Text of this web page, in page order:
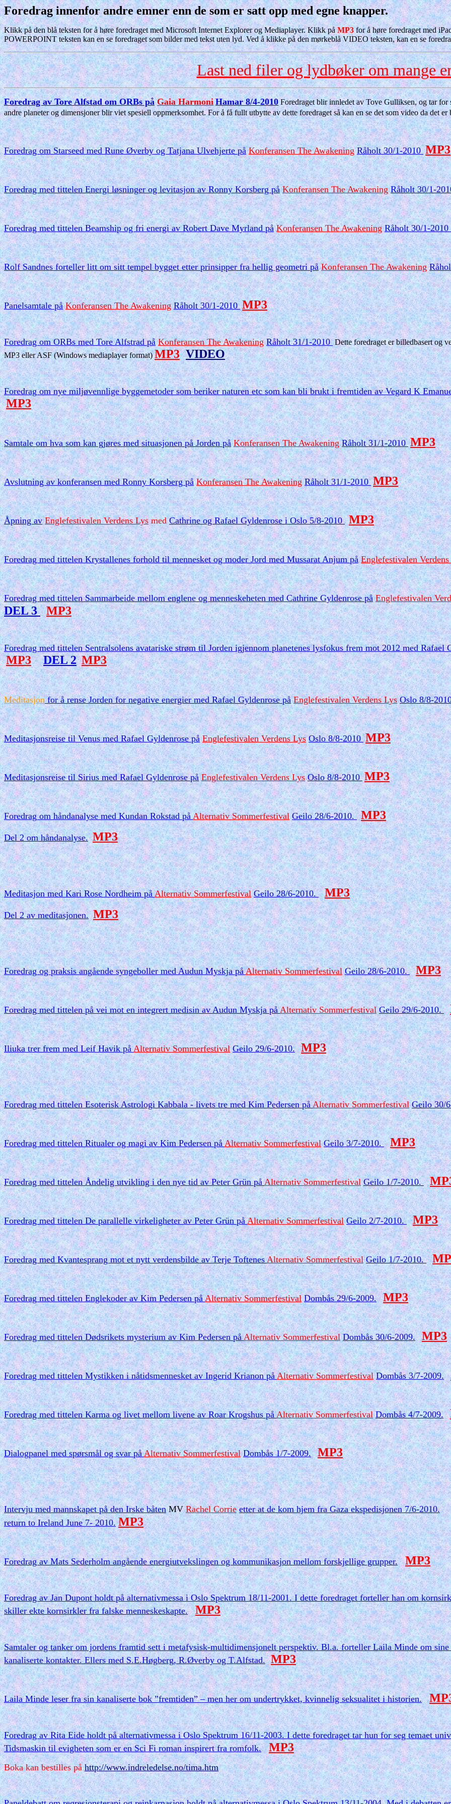
Foredrag innenfor andre emner enn de som er satt opp med egne knapper.
Klikk på den blå teksten for å høre foredraget med Microsoft Internet Explorer og Mediaplayer. Klikk påMP3for å høre foredraget med
POWERPOINT teksten kan en se foredraget som bilder med tekst uten lyd. Ved å klikke på den mørkeblå VIDEO teksten, kan en se
Last ned filer og lydbøker om mange
Foredrag av Tore Alfstad om ORBs på Gaia Harmoni Hamar 8/4-2010Foredraget blir innledet av Tove Gulliksen, og tar
andre planeter og dimensjoner blir viet spesiell oppmerksomhet. For å få fullt utbytte av dette foredraget så kan en se det som video da det
Foredrag om Starseed med Rune Øverby og Tatjana Ulvehjerte på Konferansen The Awakening Råholt 30/1-2010 MP3
Foredrag med tittelen Energi løsninger og levitasjon av Ronny Korsberg på Konferansen The Awakening Råholt 30/1-
Foredrag med tittelen Beamship og fri energi av Robert Dave Myrland på Konferansen The Awakening Råholt 30/1-2010
Rolf Sandnes forteller litt om sitt tempel bygget etter prinsipper fra hellig geometripå Konferansen The Awakening
Panelsamtalepå Konferansen The Awakening Råholt 30/1-2010 MP3
Foredrag om ORBs med Tore Alfstrad på Konferansen The Awakening Råholt 31/1-2010Dette foredraget er billedbasert og
MP3 eller ASF (Windows mediaplayer format)MP3 VIDEO
Foredrag om nye miljøvennlige byggemetoder som beriker naturen etc som kan bli brukt i fremtiden av Vegard K
MP3
Samtale om hva som kan gjøres med situasjonen på Jordenpå Konferansen The Awakening Råholt 31/1-2010 MP3
Avslutning av konferansenmed Ronny Korsberg på Konferansen The Awakening Råholt 31/1-2010 MP3
Åpning av Englefestivalen Verdens LysmedCathrine og Rafael Gyldenrose i Oslo 5/8-2010 MP3
Foredrag med tittelen Krystallenes forhold til mennesket og moder Jord med Mussarat Anjum på Englefestivalen
Foredrag med tittelen Sammarbeide mellom englene og menneskeheten med Cathrine Gyldenrose på Englefestivalen
DEL 3 MP3
Foredrag med tittelen Sentralsolens avatariske strøm til Jorden igjennom planetenes lysfokus frem mot 2012 med Rafael
MP3 DEL 2 MP3
Meditasjonfor å rense Jorden for negative energiermed Rafael Gyldenrose på Englefestivalen Verdens Lys Oslo 8/8-
Meditasjonsreise til Venusmed Rafael Gyldenrose på Englefestivalen Verdens Lys Oslo 8/8-2010 MP3
Meditasjonsreise til Siriusmed Rafael Gyldenrose på Englefestivalen Verdens Lys Oslo 8/8-2010 MP3
Foredrag om håndanalyse med Kundan Rokstad påAlternativ Sommerfestival Geilo 28/6-2010. MP3
Del 2 om håndanalyse. MP3
Meditasjon med Kari Rose Nordheim påAlternativ Sommerfestival Geilo 28/6-2010. MP3
Del 2 av meditasjonen. MP3
Foredrag og praksis angående syngeboller med Audun Myskja påAlternativ Sommerfestival Geilo 28/6-2010. MP3
Foredrag med tittelen på vei mot en integrert medisin av Audun Myskja påAlternativ Sommerfestival Geilo 29/6-2010.
Iliuka trer frem med Leif HavikpåAlternativ Sommerfestival Geilo 29/6-2010. MP3
Foredrag med tittelen Esoterisk Astrologi Kabbala - livets tre med Kim Pedersen påAlternativ Sommerfestival Geilo 30/
Foredrag med tittelen Ritualer og magi av Kim Pedersen påAlternativ Sommerfestival Geilo 3/7-2010. MP3
Foredrag med tittelen Åndelig utvikling i den nye tid av Peter Grün påAlternativ Sommerfestival Geilo 1/7-2010.
Foredrag med tittelen De parallelle virkeligheter av Peter Grün påAlternativ Sommerfestival Geilo 2/7-2010. MP3
Foredrag med Kvantesprang mot et nytt verdensbilde av Terje ToftenesAlternativ Sommerfestival Geilo 1/7-2010.
Foredrag med tittelen Englekoder av Kim Pedersen påAlternativ Sommerfestival Dombås 29/6-2009. MP3
Foredrag med tittelen Dødsrikets mysterium av Kim Pedersen påAlternativ Sommerfestival Dombås 30/6-2009. MP3
Foredrag med tittelen Mystikken i nåtidsmennesket av Ingerid Krianon påAlternativ Sommerfestival Dombås 3/7-2009.
Foredrag med tittelen Karma og livet mellom livene av Roar Krogshus på Alternativ Sommerfestival Dombås 4/7-2009.
Dialogpanel med spørsmål og svar påAlternativ Sommerfestival Dombås 1/7-2009. MP3
Intervju med mannskapet på den Irske båtenMVRachel Corrie etter at de kom hjem fra Gaza ekspedisjonen 7/6-2010.
return to Ireland June 7- 2010. MP3
Foredrag av Mats Sederholm angående energiutvekslingen og kommunikasjon mellom forskjellige grupper. MP3
Foredrag av Jan Dupont holdt på alternativmessa i Oslo Spektrum 18/11-2001. I dette foredraget forteller han om
skiller ekte kornsirkler fra falske menneskeskapte.
MP3
Samtaler og tanker om jordens framtid sett i metafysisk-multidimensjonelt perspektiv. Bl.a. forteller Laila Minde om
kanaliserte kontakter. Ellers med S.E.Høgberg, R.Øverby og T.Alfstad. MP3
Laila Minde leser fra sin kanaliserte bok ”fremtiden” – men her om undertrykket, kvinnelig seksualitet i historien.
Foredrag av Rita Eide holdt på alternativmessa i Oslo Spektrum 16/11-2003. I dette foredraget tar hun for seg temaet
Tidsmaskin til evigheten som er en Sci Fi roman inspirert fra romfolk.
MP3
Boka kan bestilles på http://www.indreledelse.no/tima.htm